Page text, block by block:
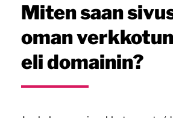
Miten saan
oman
eli domainin?